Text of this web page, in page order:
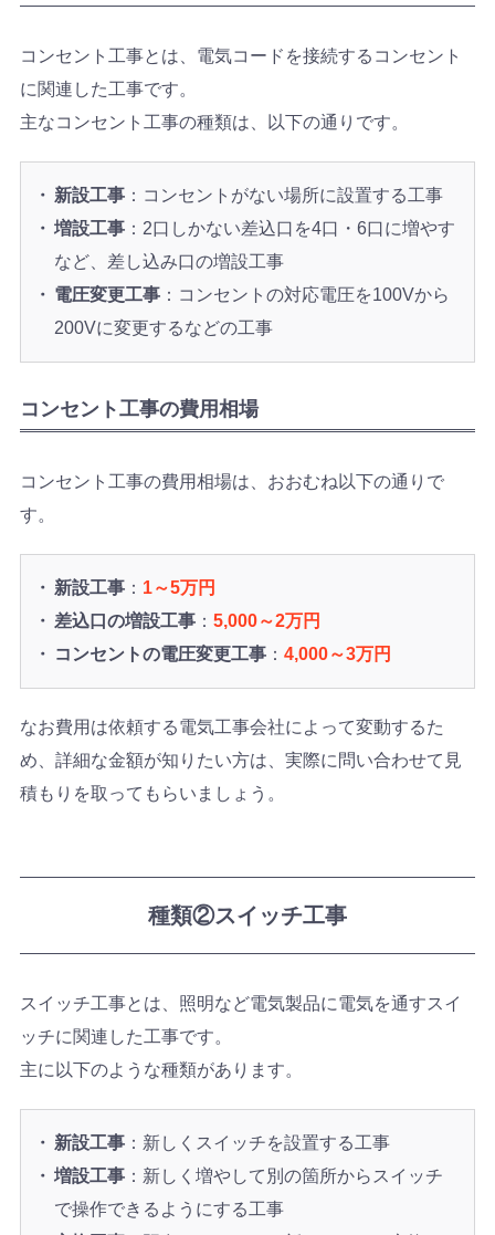
コンセント工事とは、電気コードを接続するコンセント
に関連した工事です。
主なコンセント工事の種類は、以下の通りです。
新設工事：コンセントがない場所に設置する工事
増設工事：2口しかない差込口を4口・6口に増やす
など、差し込み口の増設工事
電圧変更工事：コンセントの対応電圧を100Vから
200Vに変更するなどの工事
コンセント工事の費用相場
コンセント工事の費用相場は、おおむね以下の通りで
す。
新設工事： 1～5万円
差込口の増設工事： 5,000～2万円
コンセントの電圧変更工事： 4,000～3万円
なお費用は依頼する電気工事会社によって変動するた
め、詳細な金額が知りたい方は、実際に問い合わせて見
積もりを取ってもらいましょう。
種類②スイッチ工事
スイッチ工事とは、照明など電気製品に電気を通すスイ
ッチに関連した工事です。
主に以下のような種類があります。
新設工事：新しくスイッチを設置する工事
増設工事：新しく増やして別の箇所からスイッチ
で操作できるようにする工事